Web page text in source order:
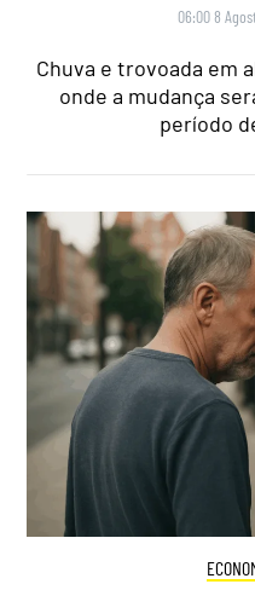
06:00 8
Chuva e trovoada em
onde a mudança
período